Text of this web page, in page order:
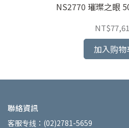
NS2770 璀璨之眼
加入购物
聯絡資訊
客服专线：(02)2781-5659